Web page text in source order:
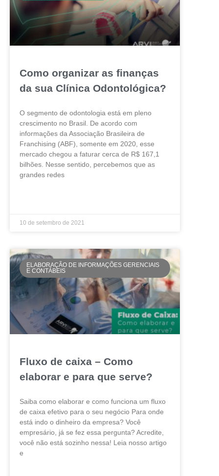
Como organizar as finanças
da sua Clínica Odontológica?
O segmento de odontologia está em pleno
crescimento no Brasil. De acordo com
informações da Associação Brasileira de
Franchising (ABF), somente em 2020, esse
mercado chegou a faturar cerca de R$ 167,1
bilhões. Nesse sentido, percebemos que as
grandes redes
10 de setembro de 2021
ELABORAÇÃO DE INFORMAÇÕES GERENCIAIS
E CONTÁBEIS
Fluxo de caixa – Como
elaborar e para que serve?
Saiba como elaborar e como funciona um fluxo
de caixa efetivo para o seu negócio Para onde
está indo o dinheiro da empresa? Você
empresário, já se fez essa pergunta? Acredite,
você não está sozinho nessa! Leia nosso artigo
e